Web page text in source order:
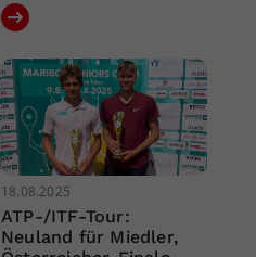
18.08.2025
ATP-/ITF-Tour:
Neuland für Miedler,